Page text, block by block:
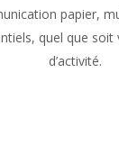
papier,
quel que
d’activité.